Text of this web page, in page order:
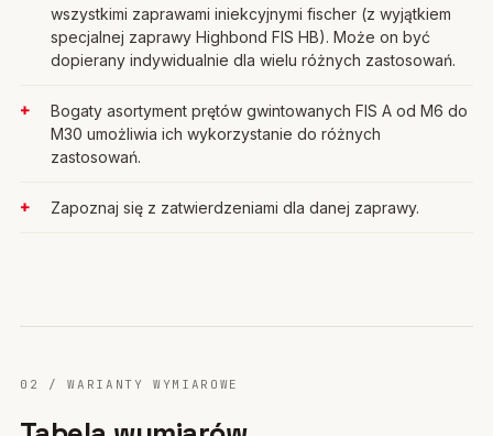
wszystkimi zaprawami iniekcyjnymi fischer (z wyjątkiem
specjalnej zaprawy Highbond FIS HB). Może on być
dopierany indywidualnie dla wielu różnych zastosowań.
Bogaty asortyment prętów gwintowanych FIS A od M6 do
M30 umożliwia ich wykorzystanie do różnych
zastosowań.
Zapoznaj się z zatwierdzeniami dla danej zaprawy.
02 / WARIANTY WYMIAROWE